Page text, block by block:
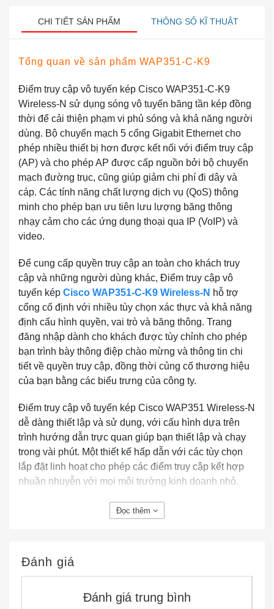
CHI TIẾT SẢN PHẨM THÔNG SỐ KĨ THUẬT
Tổng quan về sản phẩm WAP351-C-K9
Điểm truy cập vô tuyến kép Cisco WAP351-C-K9
Wireless-N sử dụng sóng vô tuyến băng tần kép đồng
thời để cải thiện phạm vi phủ sóng và khả năng người
dùng. Bộ chuyển mạch 5 cổng Gigabit Ethernet cho
phép nhiều thiết bị hơn được kết nối với điểm truy cập
(AP) và cho phép AP được cấp nguồn bởi bộ chuyển
mạch đường trục, cũng giúp giảm chi phí đi dây và
cáp. Các tính năng chất lượng dịch vụ (QoS) thông
minh cho phép bạn ưu tiên lưu lượng băng thông
nhạy cảm cho các ứng dụng thoại qua IP (VoIP) và
video.
Để cung cấp quyền truy cập an toàn cho khách truy
cập và những người dùng khác, Điểm truy cập vô
tuyến kép Cisco WAP351-C-K9 Wireless-N hỗ trợ
cổng cố định với nhiều tùy chọn xác thực và khả năng
định cấu hình quyền, vai trò và băng thông. Trang
đăng nhập dành cho khách được tùy chỉnh cho phép
bạn trình bày thông điệp chào mừng và thông tin chi
tiết về quyền truy cập, đồng thời củng cố thương hiệu
của bạn bằng các biểu trưng của công ty.
Điểm truy cập vô tuyến kép Cisco WAP351 Wireless-N
dễ dàng thiết lập và sử dụng, với cấu hình dựa trên
trình hướng dẫn trực quan giúp bạn thiết lập và chạy
trong vài phút. Một thiết kế hấp dẫn với các tùy chọn
lắp đặt linh hoạt cho phép các điểm truy cập kết hợp
nhuần nhuyễn với mọi môi trường kinh doanh nhỏ.
Đọc thêm
Đánh giá
Đánh giá trung bình